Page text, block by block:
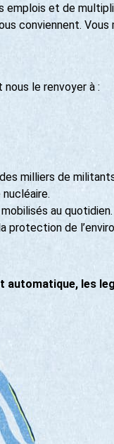
emplois et de
conviennent.
nous le renvoyer à :
milliers de
mobilisés au quotidien.
protection de
les